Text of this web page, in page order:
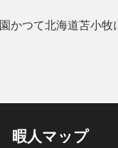
かつて北海道苫小
暇人マップ